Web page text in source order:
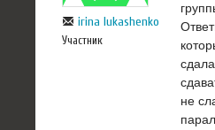
irina lukashenko
Участник
не